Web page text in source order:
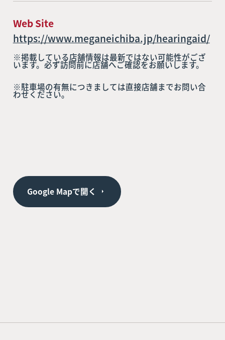
Web Site
https://www.meganeichiba.jp/hearingaid/
※掲載している店舗情報は最新ではない可能性がござ
います。必ず訪問前に店舗へご確認をお願いします。
※駐車場の有無につきましては直接店舗までお問い合
わせください。
Google Mapで開く